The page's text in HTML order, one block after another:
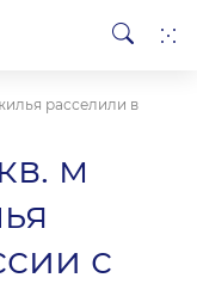
расселили в
м
с